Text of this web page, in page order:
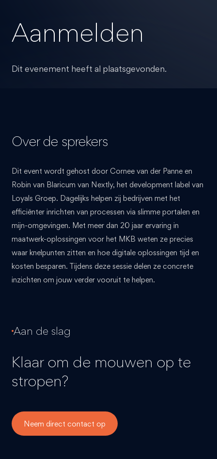
Aanmelden
Dit evenement heeft al plaatsgevonden.
Over de sprekers
Dit event wordt gehost door Cornee van der Panne en
Robin van Blaricum van Nextly, het development label van
Loyals Groep. Dagelijks helpen zij bedrijven met het
efficiënter inrichten van processen via slimme portalen en
mijn-omgevingen. Met meer dan 20 jaar ervaring in
maatwerk-oplossingen voor het MKB weten ze precies
waar knelpunten zitten en hoe digitale oplossingen tijd en
kosten besparen. Tijdens deze sessie delen ze concrete
inzichten om jouw verder vooruit te helpen.
Aan de slag
Klaar om de mouwen op te
stropen?
Neem direct contact op